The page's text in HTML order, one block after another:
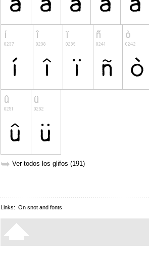
➥ Ver todos los glifos (191)
Links: On snot and fonts